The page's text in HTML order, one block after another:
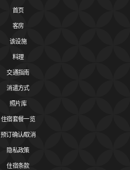
首页
客房
该设施
料理
交通指南
消遣方式
照片库
住宿套餐一览
预订确认/取消
隐私政策
住宿条款